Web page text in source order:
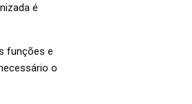
é
funções e
o